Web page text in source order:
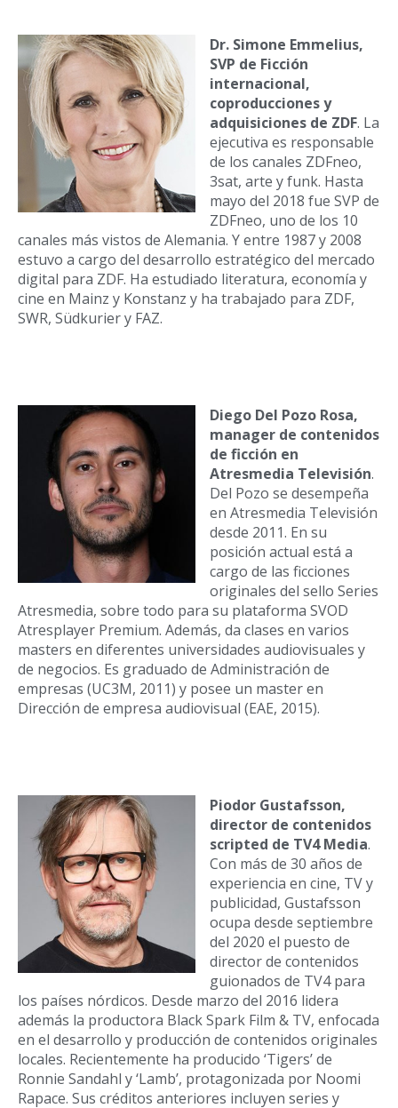
Dr. Simone Emmelius,
SVP de Ficción
internacional,
coproducciones y
adquisiciones de ZDF. La
ejecutiva es responsable
de los canales ZDFneo,
3sat, arte y funk. Hasta
mayo del 2018 fue SVP de
ZDFneo, uno de los 10
canales más vistos de Alemania. Y entre 1987 y 2008
estuvo a cargo del desarrollo estratégico del mercado
digital para ZDF. Ha estudiado literatura, economía y
cine en Mainz y Konstanz y ha trabajado para ZDF,
SWR, Südkurier y FAZ.
Diego Del Pozo Rosa,
manager de contenidos
de ficción en
Atresmedia Televisión.
Del Pozo se desempeña
en Atresmedia Televisión
desde 2011. En su
posición actual está a
cargo de las ficciones
originales del sello Series
Atresmedia, sobre todo para su plataforma SVOD
Atresplayer Premium. Además, da clases en varios
masters en diferentes universidades audiovisuales y
de negocios. Es graduado de Administración de
empresas (UC3M, 2011) y posee un master en
Dirección de empresa audiovisual (EAE, 2015).
Piodor Gustafsson,
director de contenidos
scripted de TV4 Media.
Con más de 30 años de
experiencia en cine, TV y
publicidad, Gustafsson
ocupa desde septiembre
del 2020 el puesto de
director de contenidos
guionados de TV4 para
los países nórdicos. Desde marzo del 2016 lidera
además la productora Black Spark Film & TV, enfocada
en el desarrollo y producción de contenidos originales
locales. Recientemente ha producido ‘Tigers’ de
Ronnie Sandahl y ‘Lamb’, protagonizada por Noomi
Rapace. Sus créditos anteriores incluyen series y